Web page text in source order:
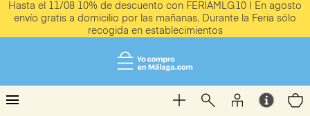
Hasta el 11/08 10% de descuento con FERIAMLG10 | En agosto
envío gratis a domicilio por las mañanas. Durante la Feria sólo
recogida en establecimientos
menu